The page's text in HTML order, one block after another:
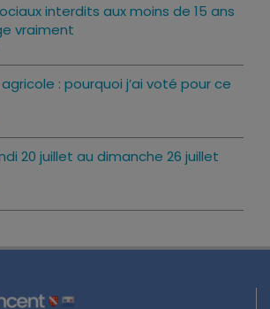
interdits aux moins de 15 ans
vraiment
agricole : pourquoi j’ai voté pour ce
20 juillet au dimanche 26 juillet